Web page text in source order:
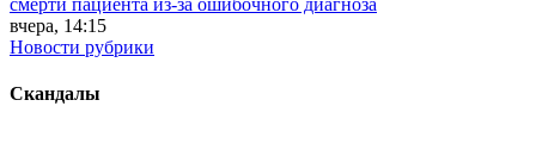
вчера, 14:15
Новости рубрики
Скандалы